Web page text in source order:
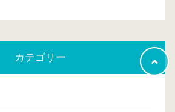
カテゴリー